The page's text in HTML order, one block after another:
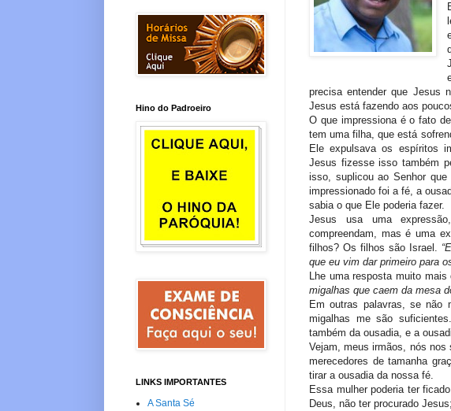
precisa entender que Jesus
Jesus está fazendo aos
O que impressiona é o fato
tem uma filha, que está
Ele expulsava os espíritos
Jesus fizesse isso também
isso, suplicou ao Senhor
impressionado foi a fé, a
sabia o que Ele poderia fazer.
Jesus usa uma
compreendam, mas é uma
filhos? Os filhos são Israel.
que eu vim dar primeiro para
Lhe uma resposta muito mais
migalhas que caem da mesa
Em outras palavras, se não
migalhas me são
também da ousadia, e a
Vejam, meus irmãos, nós
merecedores de tamanha
tirar a ousadia da nossa fé.
Essa mulher poderia ter
Deus, não ter procurado
Hino do Padroeiro
LINKS IMPORTANTES
A Santa Sé